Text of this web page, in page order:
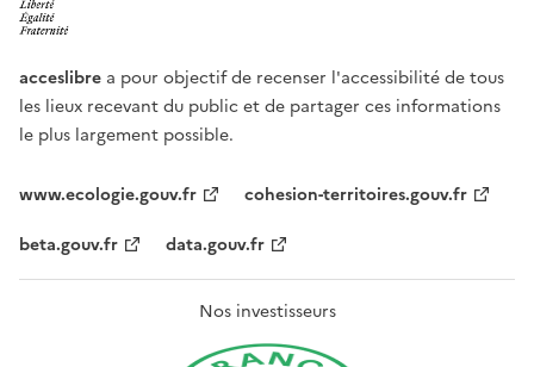
acceslibre a pour objectif de recenser l'accessibilité de tous
les lieux recevant du public et de partager ces informations
le plus largement possible.
www.ecologie.gouv.fr
cohesion-territoires.gouv.fr
beta.gouv.fr
data.gouv.fr
Nos investisseurs